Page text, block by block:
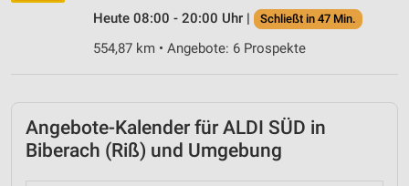
Heute 08:00 - 20:00 Uhr | Schließt in 47 Min.
554,87 km • Angebote: 6 Prospekte
Angebote-Kalender für ALDI SÜD in
Biberach (Riß) und Umgebung